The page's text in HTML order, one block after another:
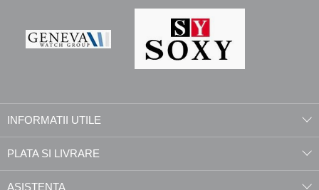
INFORMATII UTILE
PLATA SI LIVRARE
ASISTENTA